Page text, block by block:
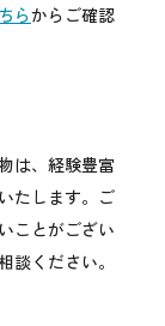
らからご確認
は、経験豊富
たします。ご
ことがござい
談ください。